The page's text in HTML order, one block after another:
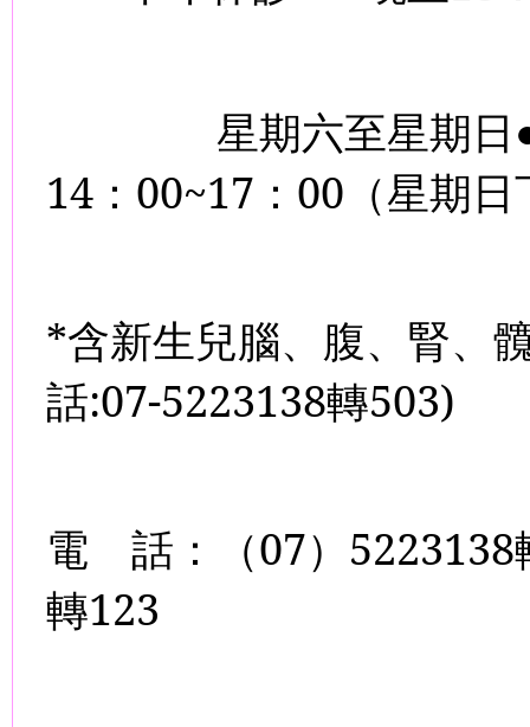
星期六至星期日
14 ： 00~17 ： 00 （星期
*含新生兒腦、腹、腎、
話:07-5223138轉503)
電 話：（07） 5223138
轉123